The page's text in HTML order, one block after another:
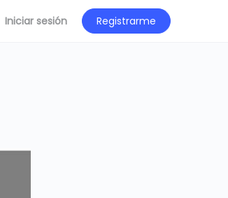
Iniciar sesión Registrarme